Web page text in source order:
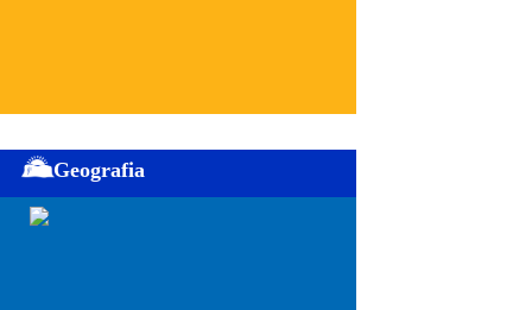
Geografia